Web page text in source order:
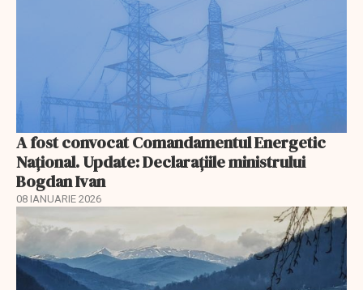
A fost convocat Comandamentul Energetic
Naţional. Update: Declaraţiile ministrului
Bogdan Ivan
08 IANUARIE 2026